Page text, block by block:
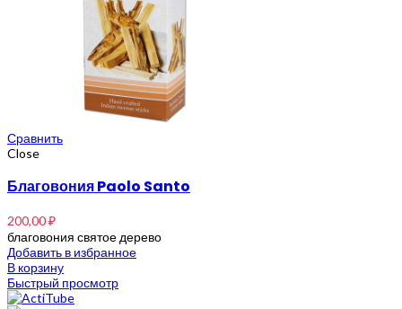
Сравнить
Close
Благовония Paolo Santo
200,00₽
благовония святое дерево
Добавить в избранное
В корзину
Быстрый просмотр